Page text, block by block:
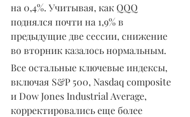
на 0,4%. Учитывая, как QQQ
поднялся почти на 1,9% в
предыдущие две сессии, снижение
во вторник казалось нормальным.
Все остальные ключевые индексы,
включая S&P 500, Nasdaq composite
и Dow Jones Industrial Average,
корректировались еще более